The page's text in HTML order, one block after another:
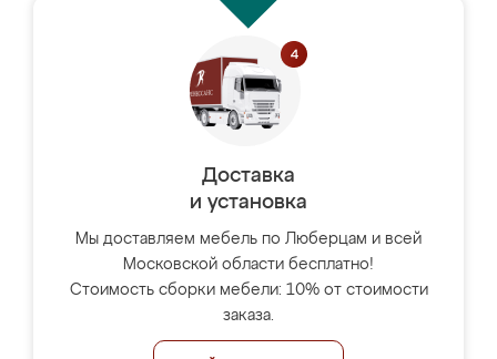
Доставка
и установка
Мы доставляем мебель по Люберцам и всей
Московской области бесплатно!
Стоимость сборки мебели: 10% от стоимости
заказа.